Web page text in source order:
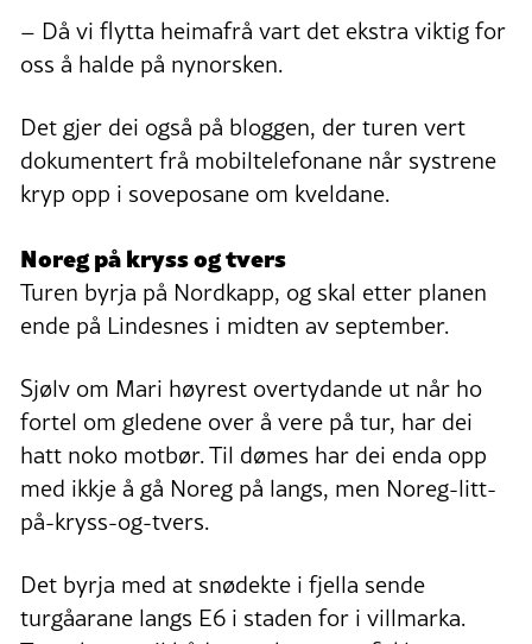
– Då vi flytta heimafrå vart det ekstra viktig for
oss å halde på nynorsken.
Det gjer dei også på bloggen, der turen vert
dokumentert frå mobiltelefonane når systrene
kryp opp i soveposane om kveldane.
Noreg på kryss og tvers
Turen byrja på Nordkapp, og skal etter planen
ende på Lindesnes i midten av september.
Sjølv om Mari høyrest overtydande ut når ho
fortel om gledene over å vere på tur, har dei
hatt noko motbør. Til dømes har dei enda opp
med ikkje å gå Noreg på langs, men Noreg-litt-
på-kryss-og-tvers.
Det byrja med at snødekte i fjella sende
turgåarane langs E6 i staden for i villmarka.